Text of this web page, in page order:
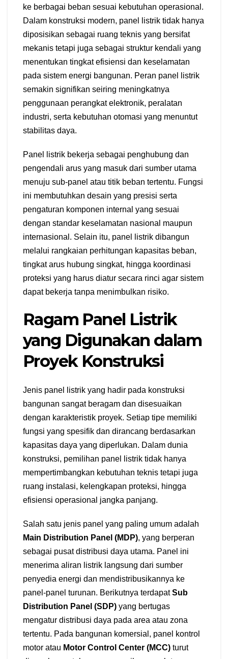
ke berbagai beban sesuai kebutuhan operasional.
Dalam konstruksi modern, panel listrik tidak hanya
diposisikan sebagai ruang teknis yang bersifat
mekanis tetapi juga sebagai struktur kendali yang
menentukan tingkat efisiensi dan keselamatan
pada sistem energi bangunan. Peran panel listrik
semakin signifikan seiring meningkatnya
penggunaan perangkat elektronik, peralatan
industri, serta kebutuhan otomasi yang menuntut
stabilitas daya.
Panel listrik bekerja sebagai penghubung dan
pengendali arus yang masuk dari sumber utama
menuju sub-panel atau titik beban tertentu. Fungsi
ini membutuhkan desain yang presisi serta
pengaturan komponen internal yang sesuai
dengan standar keselamatan nasional maupun
internasional. Selain itu, panel listrik dibangun
melalui rangkaian perhitungan kapasitas beban,
tingkat arus hubung singkat, hingga koordinasi
proteksi yang harus diatur secara rinci agar sistem
dapat bekerja tanpa menimbulkan risiko.
Ragam Panel Listrik
yang Digunakan dalam
Proyek Konstruksi
Jenis panel listrik yang hadir pada konstruksi
bangunan sangat beragam dan disesuaikan
dengan karakteristik proyek. Setiap tipe memiliki
fungsi yang spesifik dan dirancang berdasarkan
kapasitas daya yang diperlukan. Dalam dunia
konstruksi, pemilihan panel listrik tidak hanya
mempertimbangkan kebutuhan teknis tetapi juga
ruang instalasi, kelengkapan proteksi, hingga
efisiensi operasional jangka panjang.
Salah satu jenis panel yang paling umum adalah
Main Distribution Panel (MDP), yang berperan
sebagai pusat distribusi daya utama. Panel ini
menerima aliran listrik langsung dari sumber
penyedia energi dan mendistribusikannya ke
panel-panel turunan. Berikutnya terdapatSub
Distribution Panel (SDP) yang bertugas
mengatur distribusi daya pada area atau zona
tertentu. Pada bangunan komersial, panel kontrol
motor atau Motor Control Center (MCC) turut